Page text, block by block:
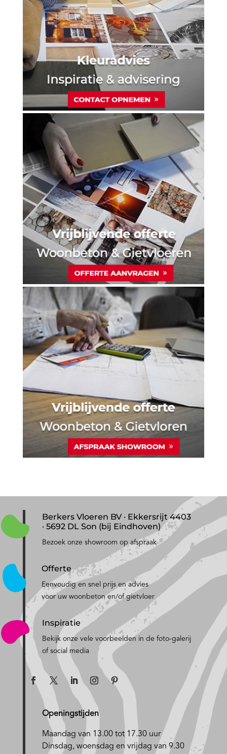
Berkers Vloeren BV · Ekkersrijt 4403
· 5692 DL Son (bij Eindhoven)
Bezoek onze showroom op afspraak
Offerte
Eenvoudig en snel prijs en advies
voor uw woonbeton en/of gietvloer
Inspiratie
Bekijk onze vele voorbeelden in de foto-galerij
of social media
Openingstijden
Maandag van 13.00 tot 17.30 uur
Dinsdag, woensdag en vrijdag van 9.30